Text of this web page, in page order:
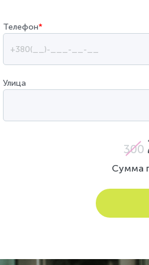
Телефон*
Улица
300
Сумма